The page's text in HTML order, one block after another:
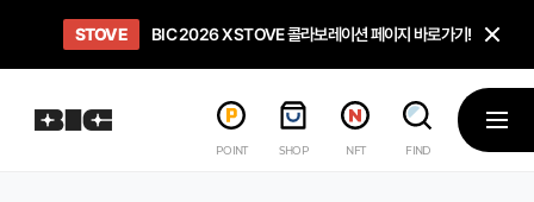
OPEN BIC 2026 STEAM SALE PAGE
STOVE BIC 2026 X STOVE 콜라보레이션 페이지 바로가기!
희망스튜디오 아이들에게 희망 버프 주고, 닌텐도 스위치2 받기!
GO TO 인디게임 테스트 베드 '비라운지' 바로가기!
GO TO '인디게임 큐레이션' 페이지 바로가기!
POINT SHOP NFT FIND
메뉴